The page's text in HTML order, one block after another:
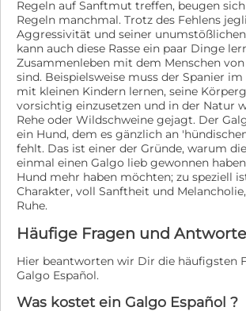
Regeln auf Sanftmut treffen, beugen
Regeln manchmal. Trotz des Fehlens
Aggressivität und seiner
kann auch diese Rasse ein paar Dinge
Zusammenleben mit dem Menschen
sind. Beispielsweise muss der Spanier
mit kleinen Kindern lernen, seine
vorsichtig einzusetzen und in der Natur
Rehe oder Wildschweine gejagt. Der
ein Hund, dem es gänzlich an
fehlt. Das ist einer der Gründe, warum
einmal einen Galgo lieb gewonnen
Hund mehr haben möchten; zu speziell
Charakter, voll Sanftheit und
Ruhe.
Häufige Fragen und
Hier beantworten wir Dir die häufigsten
Galgo Español.
Was kostet ein Galgo Español ?